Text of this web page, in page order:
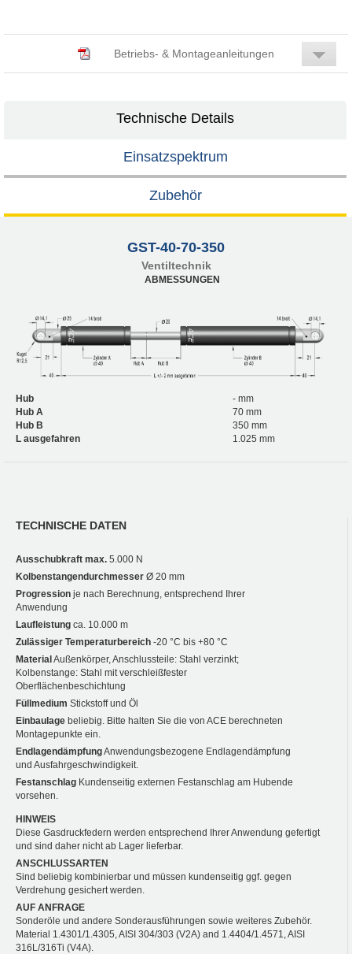
Betriebs- & Montageanleitungen
Technische Details
Einsatzspektrum
Zubehör
GST-40-70-350
Ventiltechnik
ABMESSUNGEN
Hub
- mm
Hub A
70 mm
Hub B
350 mm
L ausgefahren
1.025 mm
TECHNISCHE DATEN
Ausschubkraft max. 5.000 N
Kolbenstangendurchmesser Ø 20 mm
Progression je nach Berechnung, entsprechend Ihrer
Anwendung
Laufleistung ca. 10.000 m
Zulässiger Temperaturbereich -20 °C bis +80 °C
Material Außenkörper, Anschlussteile: Stahl verzinkt;
Kolbenstange: Stahl mit verschleißfester
Oberflächenbeschichtung
Füllmedium Stickstoff und Öl
Einbaulage beliebig. Bitte halten Sie die von ACE berechneten
Montagepunkte ein.
EndlagendämpfungAnwendungsbezogene Endlagendämpfung
und Ausfahrgeschwindigkeit.
Festanschlag Kundenseitig externen Festanschlag am Hubende
vorsehen.
HINWEIS
Diese Gasdruckfedern werden entsprechend Ihrer Anwendung gefertigt
und sind daher nicht ab Lager lieferbar.
ANSCHLUSSARTEN
Sind beliebig kombinierbar und müssen kundenseitig ggf. gegen
Verdrehung gesichert werden.
AUF ANFRAGE
Sonderöle und andere Sonderausführungen sowie weiteres Zubehör.
Material 1.4301/1.4305, AISI 304/303 (V2A) and 1.4404/1.4571, AISI
316L/316Ti (V4A).